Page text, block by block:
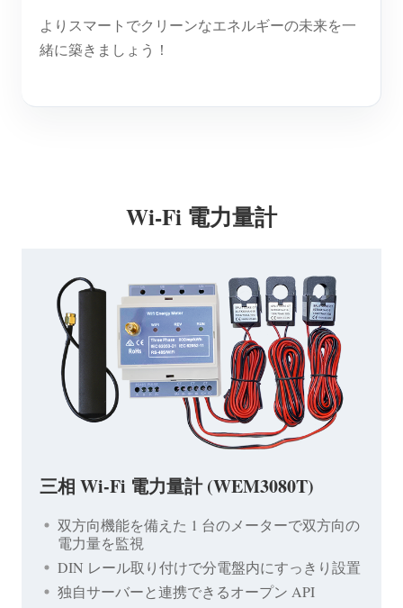
よりスマートでクリーンなエネルギーの未来を一
緒に築きましょう！
Wi-Fi 電力量計
三相 Wi-Fi 電力量計 (WEM3080T)
双方向機能を備えた 1 台のメーターで双方向の
電力量を監視
DIN レール取り付けで分電盤内にすっきり設置
独自サーバーと連携できるオープン API